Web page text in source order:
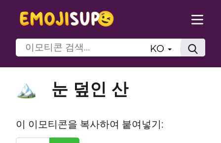
KO
🏔️ 눈 덮인 산
이 이모티콘을 복사하여 붙여넣기: